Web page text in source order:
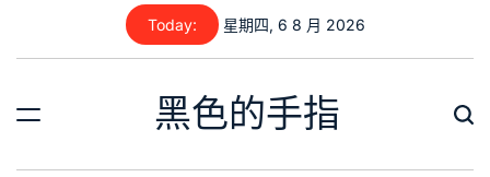
content
Today: 星期四, 6 8 月 2026
黑色的手指